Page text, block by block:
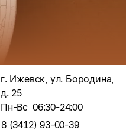
г. Ижевск, ул. Бородина,
д. 25
Пн-Вс 06:30-24:00
8 (3412) 93-00-39